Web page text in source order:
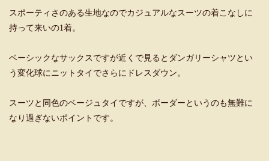
スポーティさのある生地なのでカジュアルなスーツの着こなしに
持って来いの1着。
ベーシックなサックスですが近くで見るとダンガリーシャツとい
う変化球にニットタイでさらにドレスダウン。
スーツと同色のベージュタイですが、ボーダーというのも無難に
なり過ぎないポイントです。